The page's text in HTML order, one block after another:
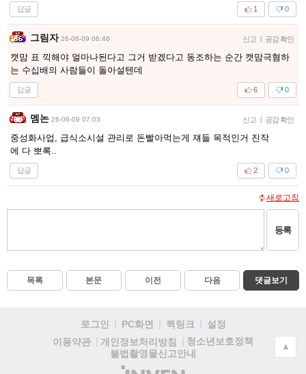
답글 0
1
그림자 26-06-09 06:46 신고 | 공감 확인
캣맘 표 끽해야 얼마나된다고 그거 받겠다고 동조하는 순간 캣맘극혐하
는 수십배의 사람들이 돌아설텐데
답글 0
6
멤논 26-06-09 07:03 신고 | 공감 확인
중성화사업, 급식소시설 관리로 돈빨아먹는게 쟤들 목적인거 진작
에 다 뽀록..
답글 0
2
새로고침
등록
목록 본문 이전 다음 댓글보기
로그인 PC화면 퀵링크
설정
이용약관
개인정보처리방침
청소년보호정책
불법촬영물신고안내
(주)
▲